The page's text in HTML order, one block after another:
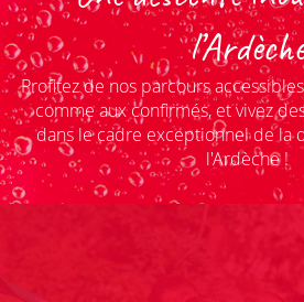
l’Ardèche
Profitez de nos parcours
comme aux confirmés, et vivez
dans le cadre exceptionnel de la
l'Ardèche !